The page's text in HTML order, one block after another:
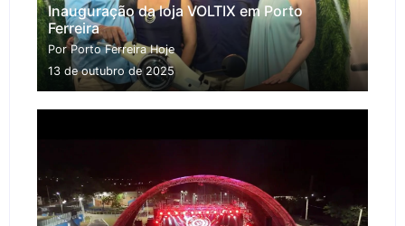
Inauguração da loja VOLTIX em Porto
Ferreira
Por Porto Ferreira Hoje
13 de outubro de 2025